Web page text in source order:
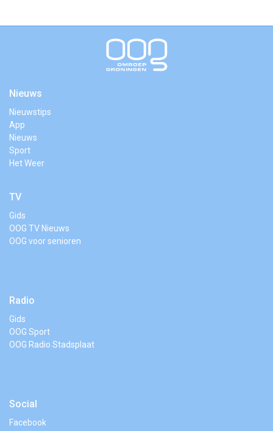
Nieuws
Nieuwstips
App
Nieuws
Sport
Het Weer
TV
Gids
OOG TV Nieuws
OOG voor senioren
Radio
Gids
OOG Sport
OOG Radio Stadsplaat
Social
Facebook